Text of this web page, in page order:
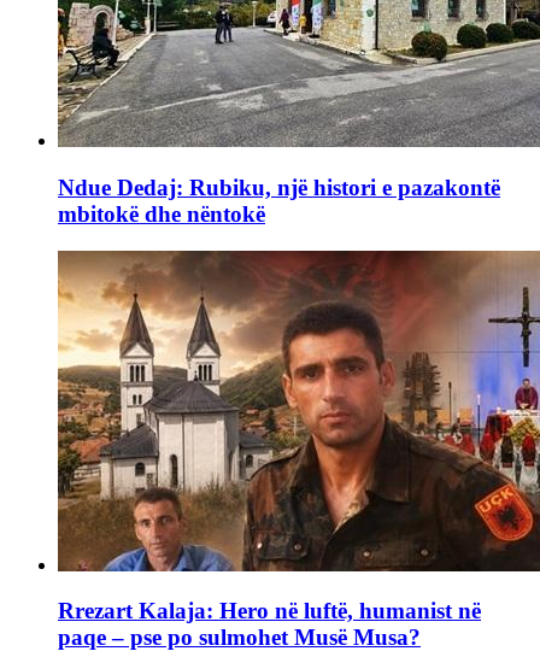
Ndue Dedaj: Rubiku, një histori e pazakontë
mbitokë dhe nëntokë
Rrezart Kalaja: Hero në luftë, humanist në
paqe – pse po sulmohet Musë Musa?